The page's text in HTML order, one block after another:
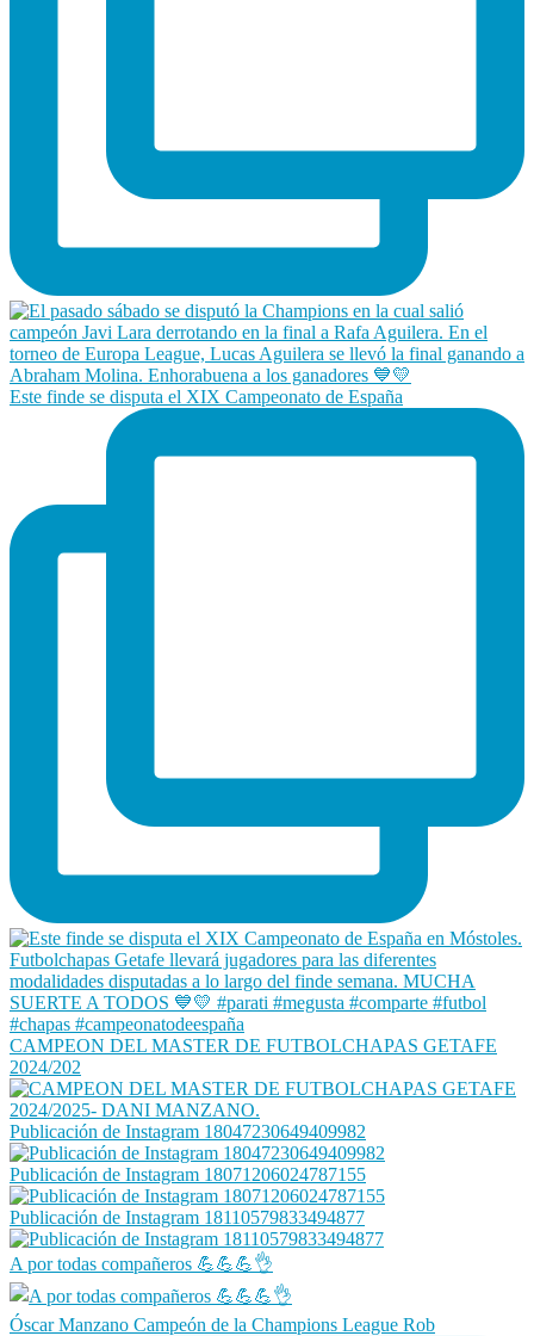
Este finde se disputa el XIX Campeonato de España
CAMPEON DEL MASTER DE FUTBOLCHAPAS GETAFE
2024/202
Publicación de Instagram 18047230649409982
Publicación de Instagram 18071206024787155
Publicación de Instagram 18110579833494877
A por todas compañeros 💪💪💪👌
Óscar Manzano Campeón de la Champions League Rob